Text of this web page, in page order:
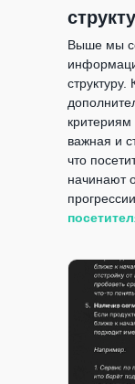
Выше мы
важная и
что
начинают
прогрессии.